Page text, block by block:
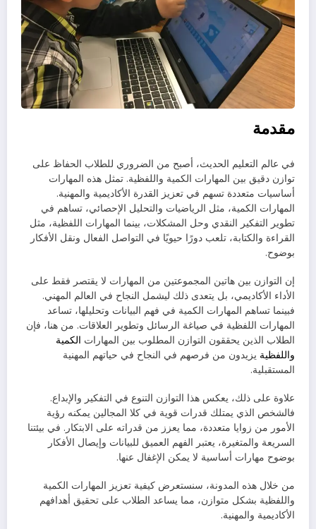
مقدمة
في عالم التعليم الحديث، أصبح من الضروري للطلاب الحفاظ على
توازن دقيق بين المهارات الكمية واللفظية. تمثل هذه المهارات
أساسيات متعددة تسهم في تعزيز القدرة الأكاديمية والمهنية.
المهارات الكمية، مثل الرياضيات والتحليل الإحصائي، تساهم في
تطوير التفكير النقدي وحل المشكلات، بينما المهارات اللفظية، مثل
القراءة والكتابة، تلعب دورًا حيويًا في التواصل الفعال ونقل الأفكار
بوضوح.
إن التوازن بين هاتين المجموعتين من المهارات لا يقتصر فقط على
الأداء الأكاديمي، بل يتعدى ذلك ليشمل النجاح في العالم المهني.
فبينما تساهم المهارات الكمية في فهم البيانات وتحليلها، تساعد
المهارات اللفظية في صياغة الرسائل وتطوير العلاقات. من هنا، فإن
الطلاب الذين يحققون التوازن المطلوب بين المهارات الكمية
واللفظية يزيدون من فرصهم في النجاح في حياتهم المهنية
المستقبلية.
علاوة على ذلك، يعكس هذا التوازن التنوع في التفكير والإبداع.
فالشخص الذي يمتلك قدرات قوية في كلا المجالين يمكنه رؤية
الأمور من زوايا متعددة، مما يعزز من قدراته على الابتكار. في بيئتنا
السريعة والمتغيرة، يعتبر الفهم العميق للبيانات وإيصال الأفكار
بوضوح مهارات أساسية لا يمكن الإغفال عنها.
من خلال هذه المدونة، سنستعرض كيفية تعزيز المهارات الكمية
واللفظية بشكل متوازن، مما يساعد الطلاب على تحقيق أهدافهم
الأكاديمية والمهنية.